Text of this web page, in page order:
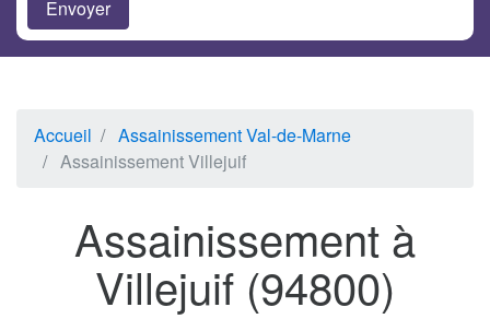
Accueil
Assainissement Val-de-Marne
Assainissement Villejuif
Assainissement à
Villejuif (94800)